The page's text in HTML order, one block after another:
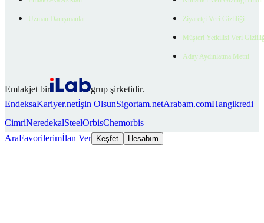
Uzman Danışmanlar Ziyaretçi Veri Gizliliği
Müşteri Yetkilisi Veri
Aday Aydınlatma Metni
Emlakjet bir
grup şirketidir.
EndeksaKariyer.netİşin OlsunSigortam.netArabam.comHangikredi
CimriNeredekalSteelOrbisChemorbis
AraFavorilerimİlan Ver Keşfet Hesabım